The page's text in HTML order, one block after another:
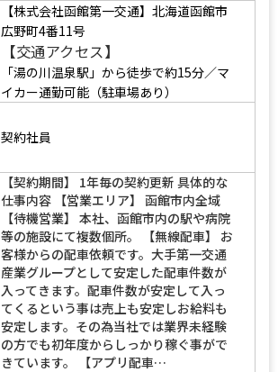
【株式会社函館第一交通】北海道函館市
広野町4番11号
【交通アクセス】
「湯の川温泉駅」から徒歩で約15分／マ
イカー通勤可能（駐車場あり）
契約社員
【契約期間】 1年毎の契約更新 具体的な
仕事内容 【営業エリア】 函館市内全域
【待機営業】 本社、函館市内の駅や病院
等の施設にて複数個所。 【無線配車】 お
客様からの配車依頼です。大手第一交通
産業グループとして安定した配車件数が
入ってきます。配車件数が安定して入っ
てくるという事は売上も安定しお給料も
安定します。その為当社では業界未経験
の方でも初年度からしっかり稼ぐ事がで
きています。 【アプリ配車…